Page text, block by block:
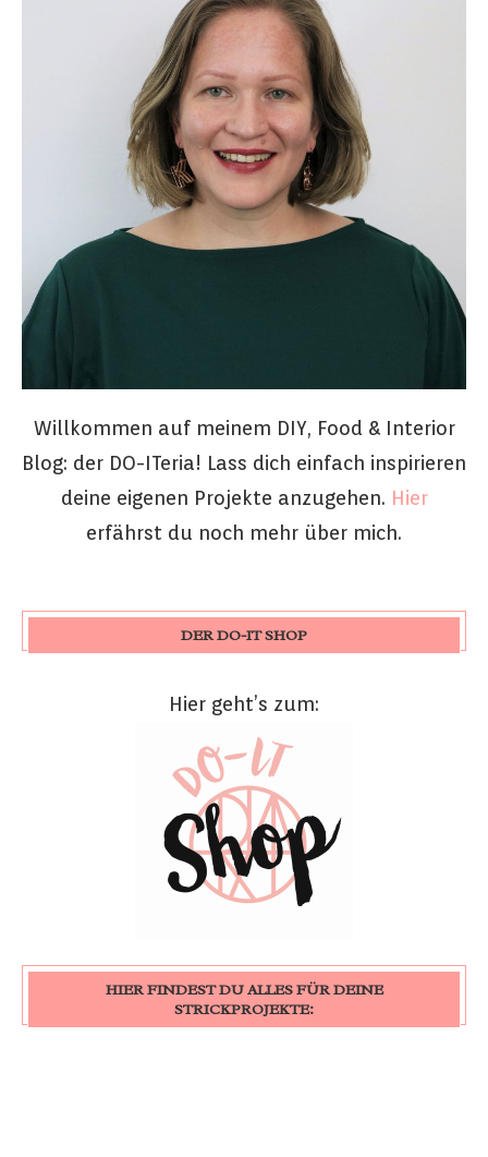
Willkommen auf meinem DIY, Food & Interior
Blog: der DO-ITeria! Lass dich einfach inspirieren
deine eigenen Projekte anzugehen. Hier
erfährst du noch mehr über mich.
DER DO-IT SHOP
Hier geht’s zum:
HIER FINDEST DU ALLES FÜR DEINE
STRICKPROJEKTE: